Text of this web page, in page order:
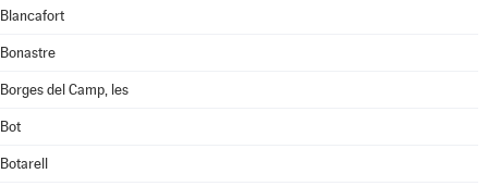
Blancafort
Bonastre
Borges del Camp, les
Bot
Botarell